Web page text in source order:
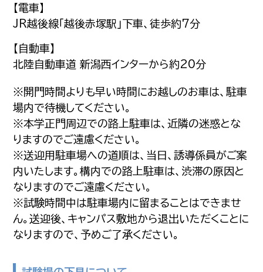
【電車】
JR越後線「越後赤塚駅」下車、徒歩約7分
【自動車】
北陸自動車道 新潟西インターから約20分
※開門時間よりも早い時間にお越しのお車は、駐車
場内で待機してください。
※本学正門周辺での路上駐車は、近隣の迷惑とな
りますのでご遠慮ください。
※送迎用駐車場への道順は、当日、誘導係員がご案
内いたします。構内での路上駐車は、渋滞の原因と
なりますのでご遠慮ください。
※試験時間中は駐車場内に留まることはできませ
ん。送迎後、キャンパス敷地から退出いただくことに
なりますので、予めご了承ください。